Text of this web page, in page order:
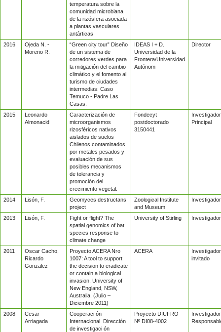
temperatura sobre la
comunidad microbiana
de la rizósfera asociada
a plantas vasculares
antárticas
2016
Ojeda N. -
Moreno R.
“Green city tour” Diseño
de un sistema de
corredores verdes para
la mitigación del cambio
climático y el fomento al
turismo de ciudades
intermedias: Caso
Temuco - Padre Las
Casas.
IDEAS I + D.
Universidad de la
Frontera/Universidad
Autónom
Director
2015
Leonardo
Almonacid
Caracterización de
microorganismos
rizosféricos nativos
aislados de suelos
Chilenos contaminados
por metales pesados y
evaluación de sus
posibles mecanismos
de tolerancia y
promoción del
crecimiento vegetal.
Fondecyt
postdoctorado
3150441
Investigador
Principal
2014 Lisón, F.
Geomyces destructans
project
Zoological Institute
and Museum
Investigador
2013 Lisón, F.
Fight or flight? The
spatial genomics of bat
species response to
climate change
University of Stirling Investigador
2011
Oscar Cacho,
Ricardo
Gonzalez
Proyecto ACERA Nro
1007: A tool to support
the decision to eradicate
or contain a biological
invasion. University of
New England, NSW,
Australia. (Julio –
Diciembre 2011)
ACERA
Investigador
invitado
2008
Cesar
Arriagada
Cooperaci ón
Internacional. Dirección
de investigaci ón
Proyecto DIUFRO
Nº DI08-4002
Investigador